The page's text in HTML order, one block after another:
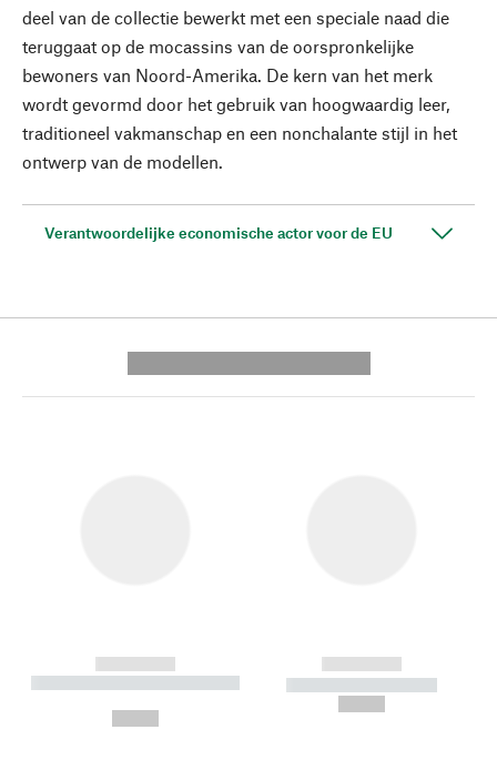
deel van de collectie bewerkt met een speciale naad die
teruggaat op de mocassins van de oorspronkelijke
bewoners van Noord-Amerika. De kern van het merk
wordt gevormd door het gebruik van hoogwaardig leer,
traditioneel vakmanschap en een nonchalante stijl in het
ontwerp van de modellen.
Verantwoordelijke economische actor voor de EU
------------
----------- ----------- --------
------------
----------- -----------